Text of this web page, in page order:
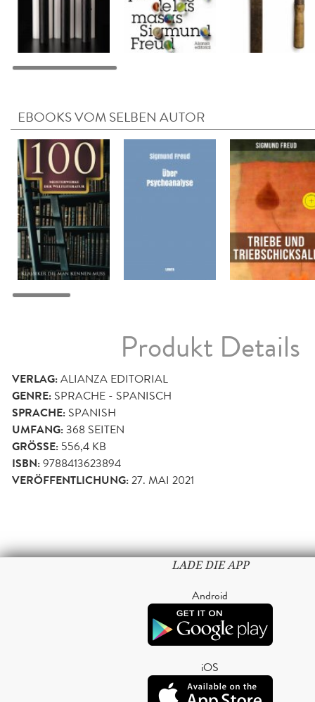
EBOOKS VOM SELBEN AUTOR
Produkt Details
VERLAG:ALIANZA EDITORIAL
GENRE: SPRACHE - SPANISCH
SPRACHE: SPANISH
UMFANG:368 SEITEN
GRÖSSE: 556,4 KB
ISBN:9788413623894
VERÖFFENTLICHUNG:27. MAI 2021
LADE DIE APP
Android
iOS